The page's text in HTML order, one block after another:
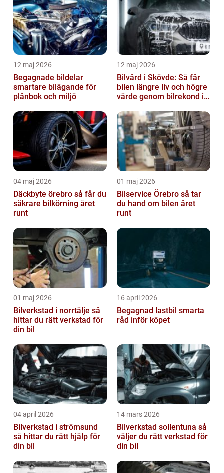
12 maj 2026
Begagnade bildelar
smartare bilägande för
plånbok och miljö
12 maj 2026
Bilvård i Skövde: Så får
bilen längre liv och högre
värde genom bilrekond i
04 maj 2026
Däckbyte örebro så får du
säkrare bilkörning året
runt
01 maj 2026
Bilservice Örebro så tar
du hand om bilen året
runt
01 maj 2026
Bilverkstad i norrtälje så
hittar du rätt verkstad för
din bil
16 april 2026
Begagnad lastbil smarta
råd inför köpet
04 april 2026
Bilverkstad i strömsund
så hittar du rätt hjälp för
din bil
14 mars 2026
Bilverkstad sollentuna så
väljer du rätt verkstad för
din bil